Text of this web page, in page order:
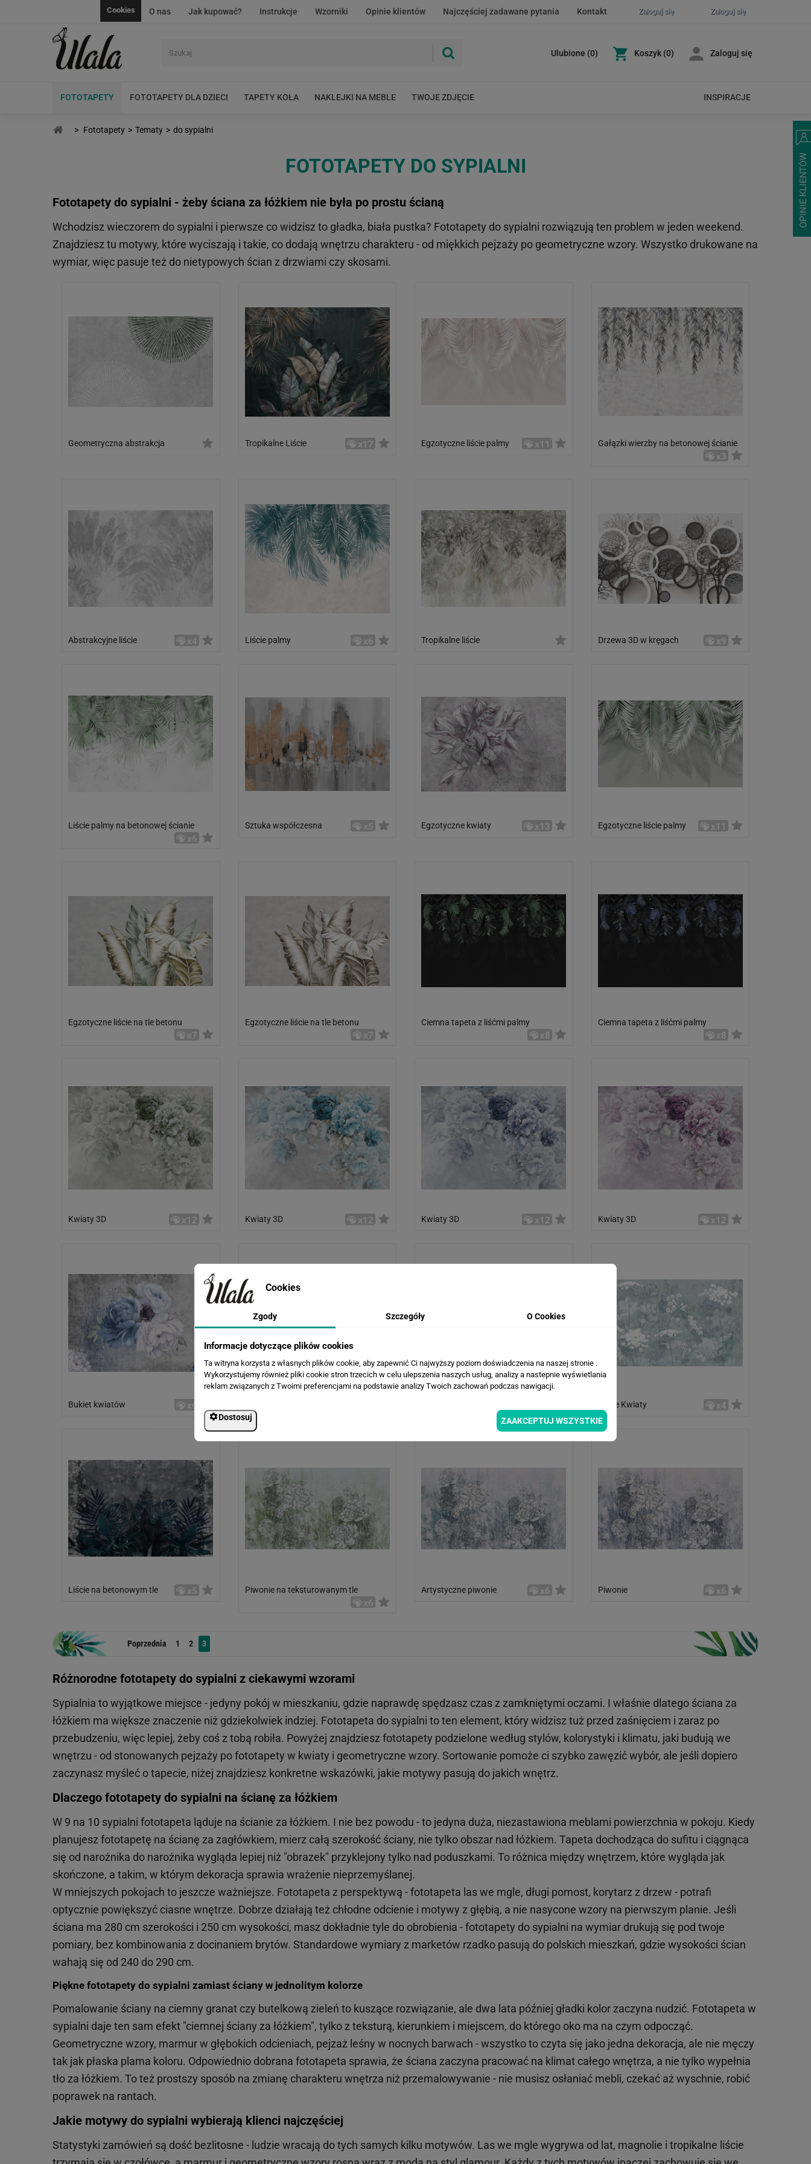
Zaloguj się
Zaloguj się
O nas Jak kupować? Instrukcje Wzorniki Opinie klientów Najczęściej zadawane pytania Kontakt
Cookies
Ulubione (0) Koszyk (0) Zaloguj się
FOTOTAPETY FOTOTAPETY DLA DZIECI TAPETY KOŁA NAKLEJKI NA MEBLE TWOJE ZDJĘCIE INSPIRACJE
> Fototapety > Tematy > do sypialni
FOTOTAPETY DO SYPIALNI
Fototapety do sypialni - żeby ściana za łóżkiem nie była po prostu ścianą
Wchodzisz wieczorem do sypialni i pierwsze co widzisz to gładka, biała pustka? Fototapety do sypialni rozwiązują ten problem w jeden weekend.
Znajdziesz tu motywy, które wyciszają i takie, co dodają wnętrzu charakteru - od miękkich pejzaży po geometryczne wzory. Wszystko drukowane na
wymiar, więc pasuje też do nietypowych ścian z drzwiami czy skosami.
Geometryczna abstrakcja Tropikalne Liście x17 Egzotyczne liście palmy x11 Gałązki wierzby na betonowej ścianie
x3
Abstrakcyjne liście x4 Liście palmy x6 Tropikalne liście Drzewa 3D w kręgach x9
Liście palmy na betonowej ścianie
x6
Sztuka współczesna x5 Egzotyczne kwiaty x13 Egzotyczne liście palmy x11
Egzotyczne liście na tle betonu
x7
Egzotyczne liście na tle betonu
x7
Ciemna tapeta z liśćmi palmy
x8
Ciemna tapeta z liśćmi palmy
x8
Kwiaty 3D x12 Kwiaty 3D x12 Kwiaty 3D x12 Kwiaty 3D x12
Bukiet kwiatów x6 Polne Kwiaty x4
Liście na betonowym tle x5 Piwonie na teksturowanym tle
x6
Artystyczne piwonie x6 Piwonie x6
Poprzednia 1 2 3
Różnorodne fototapety do sypialni z ciekawymi wzorami
Sypialnia to wyjątkowe miejsce - jedyny pokój w mieszkaniu, gdzie naprawdę spędzasz czas z zamkniętymi oczami. I właśnie dlatego ściana za
łóżkiem ma większe znaczenie niż gdziekolwiek indziej. Fototapeta do sypialni to ten element, który widzisz tuż przed zaśnięciem i zaraz po
przebudzeniu, więc lepiej, żeby coś z tobą robiła. Powyżej znajdziesz fototapety podzielone według stylów, kolorystyki i klimatu, jaki budują we
wnętrzu - od stonowanych pejzaży po fototapety w kwiaty i geometryczne wzory. Sortowanie pomoże ci szybko zawęzić wybór, ale jeśli dopiero
zaczynasz myśleć o tapecie, niżej znajdziesz konkretne wskazówki, jakie motywy pasują do jakich wnętrz.
Dlaczego fototapety do sypialni na ścianę za łóżkiem
W 9 na 10 sypialni fototapeta ląduje na ścianie za łóżkiem. I nie bez powodu - to jedyna duża, niezastawiona meblami powierzchnia w pokoju. Kiedy
planujesz fototapetę na ścianę za zagłówkiem, mierz całą szerokość ściany, nie tylko obszar nad łóżkiem. Tapeta dochodząca do sufitu i ciągnąca
się od narożnika do narożnika wygląda lepiej niż "obrazek" przyklejony tylko nad poduszkami. To różnica między wnętrzem, które wygląda jak
skończone, a takim, w którym dekoracja sprawia wrażenie nieprzemyślanej.
W mniejszych pokojach to jeszcze ważniejsze. Fototapeta z perspektywą - fototapeta las we mgle, długi pomost, korytarz z drzew - potrafi
optycznie powiększyć ciasne wnętrze. Dobrze działają też chłodne odcienie i motywy z głębią, a nie nasycone wzory na pierwszym planie. Jeśli
ściana ma 280 cm szerokości i 250 cm wysokości, masz dokładnie tyle do obrobienia - fototapety do sypialni na wymiar drukują się pod twoje
pomiary, bez kombinowania z docinaniem brytów. Standardowe wymiary z marketów rzadko pasują do polskich mieszkań, gdzie wysokości ścian
wahają się od 240 do 290 cm.
Piękne fototapety do sypialni zamiast ściany w jednolitym kolorze
Pomalowanie ściany na ciemny granat czy butelkową zieleń to kuszące rozwiązanie, ale dwa lata później gładki kolor zaczyna nudzić. Fototapeta w
sypialni daje ten sam efekt "ciemnej ściany za łóżkiem", tylko z teksturą, kierunkiem i miejscem, do którego oko ma na czym odpocząć.
Geometryczne wzory, marmur w głębokich odcieniach, pejzaż leśny w nocnych barwach - wszystko to czyta się jako jedna dekoracja, ale nie męczy
tak jak płaska plama koloru. Odpowiednio dobrana fototapeta sprawia, że ściana zaczyna pracować na klimat całego wnętrza, a nie tylko wypełnia
tło za łóżkiem. To też prostszy sposób na zmianę charakteru wnętrza niż przemalowywanie - nie musisz osłaniać mebli, czekać aż wyschnie, robić
poprawek na rantach.
Jakie motywy do sypialni wybierają klienci najczęściej
Statystyki zamówień są dość bezlitosne - ludzie wracają do tych samych kilku motywów. Las we mgle wygrywa od lat, magnolie i tropikalne liście
Cookies
Zgody Szczegóły O Cookies
Informacje dotyczące plików cookies
Ta witryna korzysta z własnych plików cookie, aby zapewnić Ci najwyższy poziom doświadczenia na naszej stronie .
Wykorzystujemy również pliki cookie stron trzecich w celu ulepszenia naszych usług, analizy a nastepnie wyświetlania
reklam związanych z Twoimi preferencjami na podstawie analizy Twoich zachowań podczas nawigacji.
Dostosuj ZAAKCEPTUJ WSZYSTKIE